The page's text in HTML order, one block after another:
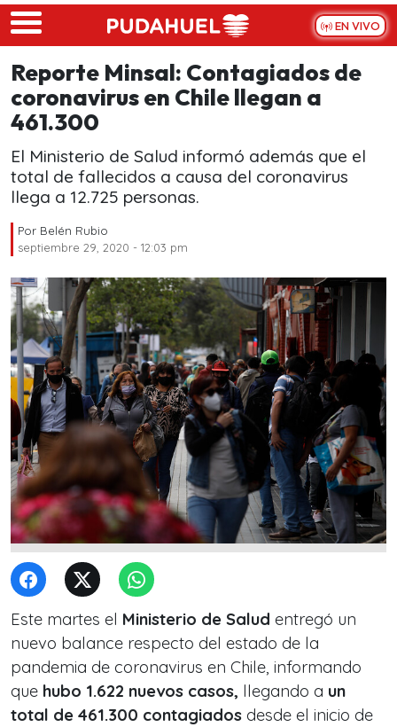
Skip to main content
EN VIVO
Reporte Minsal: Contagiados de
coronavirus en Chile llegan a
461.300
El Ministerio de Salud informó además que el
total de fallecidos a causa del coronavirus
llega a 12.725 personas.
Por Belén Rubio
septiembre 29, 2020 - 12:03 pm
Este martes el Ministerio de Salud entregó un
nuevo balance respecto del estado de la
pandemia de coronavirus en Chile, informando
que hubo 1.622 nuevos casos, llegando a un
total de 461.300 contagiados desde el inicio de